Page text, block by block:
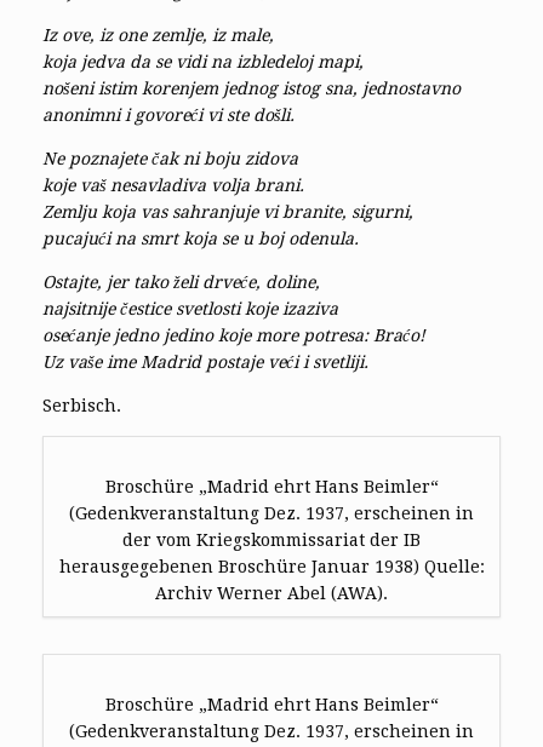
Iz ove, iz one zemlje, iz male,
koja jedva da se vidi na izbledeloj mapi,
nošeni istim korenjem jednog istog sna, jednostavno
anonimni i govoreći vi ste došli.
Ne poznajete čak ni boju zidova
koje vaš nesavladiva volja brani.
Zemlju koja vas sahranjuje vi branite, sigurni,
pucajući na smrt koja se u boj odenula.
Ostajte, jer tako želi drveće, doline,
najsitnije čestice svetlosti koje izaziva
osećanje jedno jedino koje more potresa: Braćo!
Uz vaše ime Madrid postaje veći i svetliji.
Serbisch.
Broschüre „Madrid ehrt Hans Beimler“
(Gedenkveranstaltung Dez. 1937, erscheinen in
der vom Kriegskommissariat der IB
herausgegebenen Broschüre Januar 1938) Quelle:
Archiv Werner Abel (AWA).
Broschüre „Madrid ehrt Hans Beimler“
(Gedenkveranstaltung Dez. 1937, erscheinen in